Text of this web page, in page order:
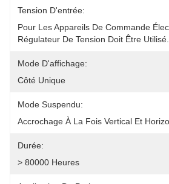
Tension D'entrée:
Pour Les Appareils De Commande
Régulateur De Tension Doit Être Utilisé.
Mode D'affichage:
Côté Unique
Mode Suspendu:
Accrochage À La Fois Vertical Et
Durée:
> 80000 Heures